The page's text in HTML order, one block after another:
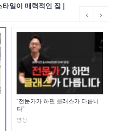
일이 매력적인 집 |
“전문가가 하면 클래스가 다릅니
다”
영상